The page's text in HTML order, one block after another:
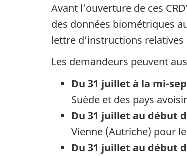
Avant l’ouverture de ces
des données biométriques
lettre d’instructions
Les demandeurs peuvent
Du 31 juillet à la mi-
Suède et des pays
Du 31 juillet au début
Vienne (Autriche) pour
Du 31 juillet au début